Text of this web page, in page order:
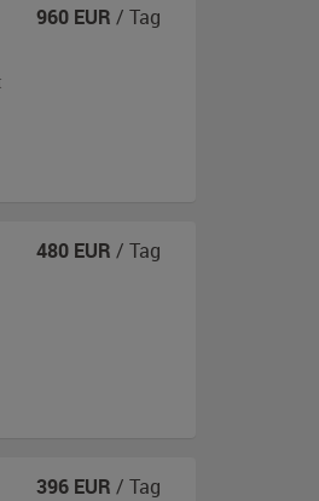
960 EUR / Tag
480 EUR / Tag
396 EUR / Tag